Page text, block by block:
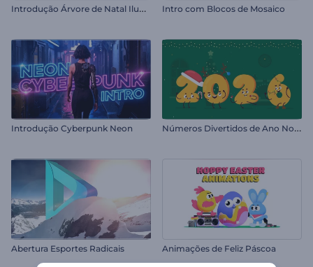
I
ntrodução Árvore de Natal Iluminada Intro com Blocos de Mosaico
Introdução Cyberpunk Neon N
úmeros Divertidos de Ano Novo
Abertura Esportes Radicais Animações de Feliz Páscoa